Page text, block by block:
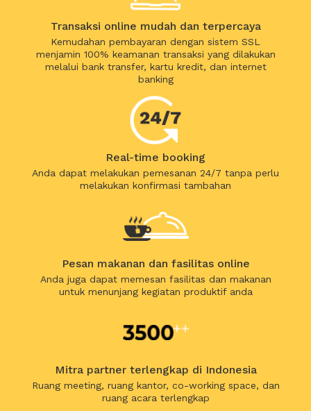
Transaksi online mudah dan terpercaya
Kemudahan pembayaran dengan sistem SSL
menjamin 100% keamanan transaksi yang dilakukan
melalui bank transfer, kartu kredit, dan internet
banking
Real-time booking
Anda dapat melakukan pemesanan 24/7 tanpa perlu
melakukan konfirmasi tambahan
Pesan makanan dan fasilitas online
Anda juga dapat memesan fasilitas dan makanan
untuk menunjang kegiatan produktif anda
Mitra partner terlengkap di Indonesia
Ruang meeting, ruang kantor, co-working space, dan
ruang acara terlengkap